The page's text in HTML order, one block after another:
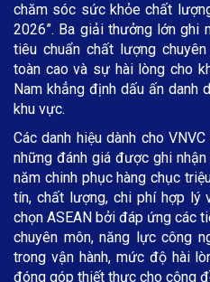
chăm sóc sức khỏe chất
2026”. Ba giải thưởng lớn ghi
tiêu chuẩn chất lượng
toàn cao và sự hài lòng cho
Nam khẳng định dấu ấn
khu vực.
Các danh hiệu dành cho
những đánh giá được ghi
năm chinh phục hàng chục
tín, chất lượng, chi phí hợp lý
chọn ASEAN bởi đáp ứng các
chuyên môn, năng lực công
trong vận hành, mức độ hài
đóng góp thiết thực cho cộng